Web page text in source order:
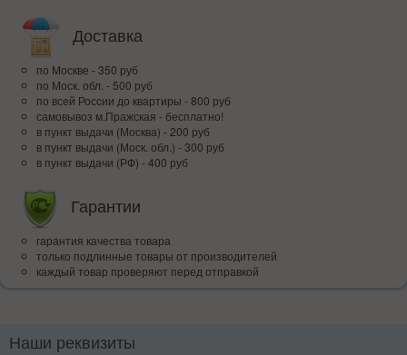
Доставка
по Москве - 350 руб
по Моск. обл. - 500 руб
по всей Росcии до квартиры - 800 руб
самовывоз м.Пражская - бесплатно!
в пункт выдачи (Москва) - 200 руб
в пункт выдачи (Моск. обл.) - 300 руб
в пункт выдачи (РФ) - 400 руб
Гарантии
гарантия качества товара
только подлинные товары от производителей
каждый товар проверяют перед отправкой
Наши реквизиты